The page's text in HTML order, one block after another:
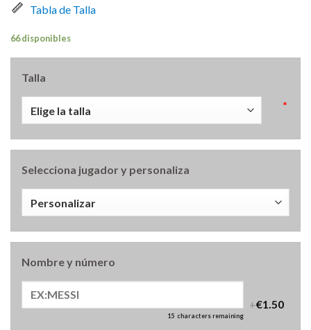
Tabla de Talla
66 disponibles
Talla
*
Selecciona jugador y personaliza
Nombre y número
15 characters remaining
+€1.50